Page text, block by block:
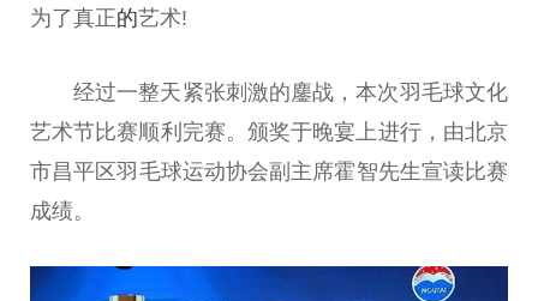
为了真正的艺术!
经过一整天紧张刺激的鏖战，本次羽毛球文化
艺术节比赛顺利完赛。颁奖于晚宴上进行，由北京
市昌平 区羽毛球运动协会副 主席霍智先生宣读比赛
成绩。